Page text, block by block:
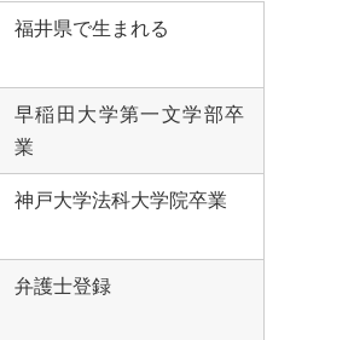
福井県で生まれる
早稲田大学第一文学部卒
業
神戸大学法科大学院卒業
弁護士登録